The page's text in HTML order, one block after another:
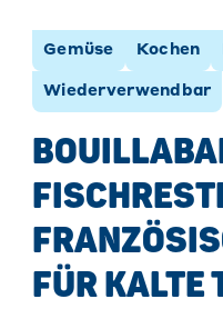
Gemüse Kochen
Wiederverwendbar
FÜR KALTE